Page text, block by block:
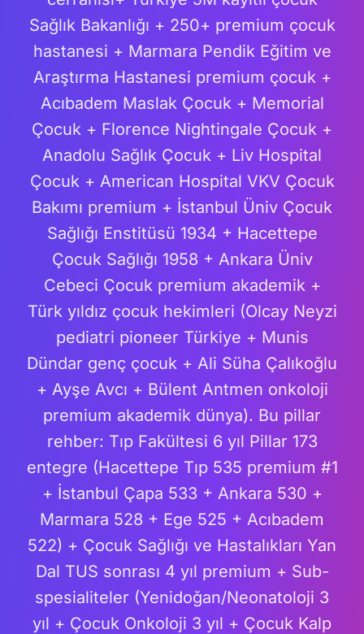
Sağlık Bakanlığı + 250+ premium çocuk
hastanesi + Marmara Pendik Eğitim ve
Araştırma Hastanesi premium çocuk +
Acıbadem Maslak Çocuk + Memorial
Çocuk + Florence Nightingale Çocuk +
Anadolu Sağlık Çocuk + Liv Hospital
Çocuk + American Hospital VKV Çocuk
Bakımı premium + İstanbul Üniv Çocuk
Sağlığı Enstitüsü 1934 + Hacettepe
Çocuk Sağlığı 1958 + Ankara Üniv
Cebeci Çocuk premium akademik +
Türk yıldız çocuk hekimleri (Olcay Neyzi
pediatri pioneer Türkiye + Munis
Dündar genç çocuk + Ali Süha Çalıkoğlu
+ Ayşe Avcı + Bülent Antmen onkoloji
premium akademik dünya). Bu pillar
rehber: Tıp Fakültesi 6 yıl Pillar 173
entegre (Hacettepe Tıp 535 premium #1
+ İstanbul Çapa 533 + Ankara 530 +
Marmara 528 + Ege 525 + Acıbadem
522) + Çocuk Sağlığı ve Hastalıkları Yan
Dal TUS sonrası 4 yıl premium + Sub-
spesialiteler (Yenidoğan/Neonatoloji 3
yıl + Çocuk Onkoloji 3 yıl + Çocuk Kalp